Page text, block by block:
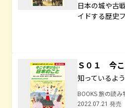
日本の城や古
イドする歴史
Ｓ０１ 今こ
知っているよ
BOOKS 旅の読み
2022.07.21 発売